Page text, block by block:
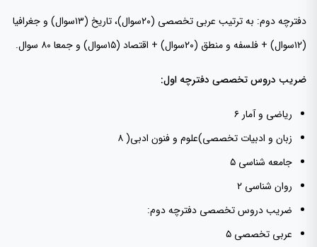
دفترچه دوم: به ترتیب عربی تخصصی (۲۰سوال)، تاریخ (۱۳سوال) و جغرافیا
(۱۲سوال) + فلسفه و منطق (۲۰سوال) + اقتصاد (۱۵سوال) و جمعا ۸۰ سوال.
ضریب دروس تخصصی دفترچه اول:
ریاضی و آمار ۶
زبان و ادبیات تخصصی)علوم و فنون ادبی( ۸
جامعه شناسی ۵
روان شناسی ۲
ضریب دروس تخصصی دفترچه دوم:
عربی تخصصی ۵